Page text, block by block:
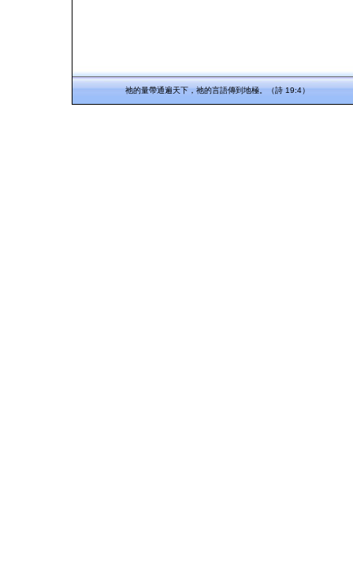
祂的量帶通遍天下，祂的言語傳到地極。（詩 19:4）